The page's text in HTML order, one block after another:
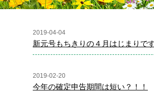
2019-04-04
新元号もちきりの４月はじまりです
2019-02-20
今年の確定申告期間は短い？！！